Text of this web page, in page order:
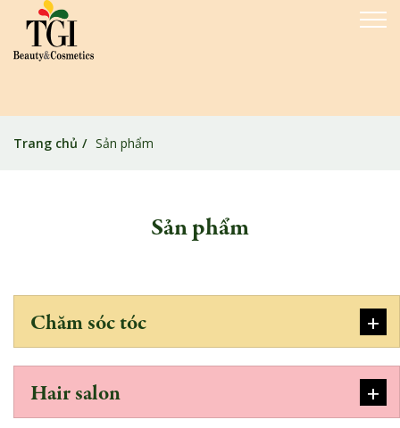
Trang chủ Sản phẩm
Sản phẩm
Chăm sóc tóc +
Hair salon +